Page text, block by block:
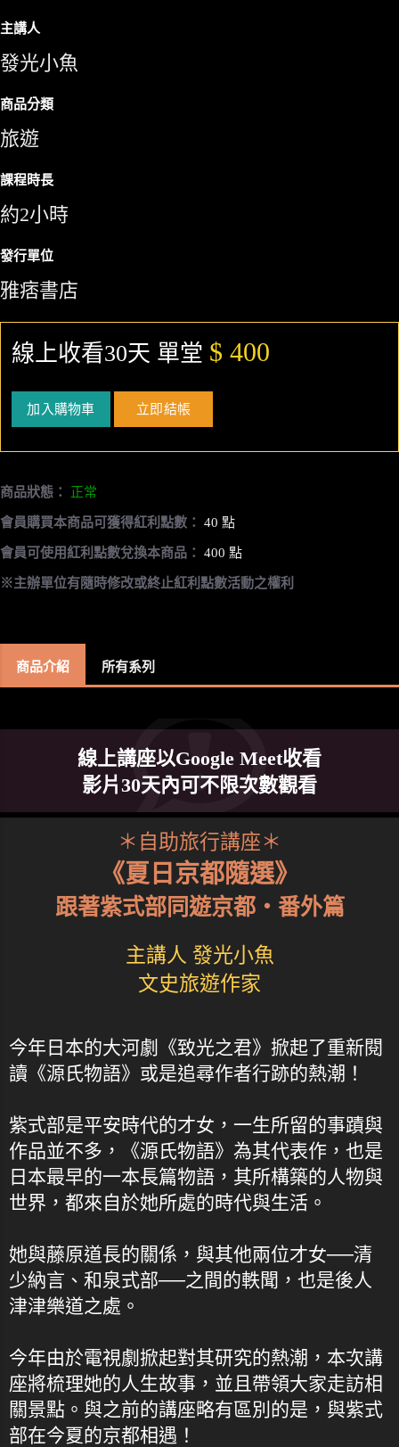
主講人
發光小魚
商品分類
旅遊
課程時長
約2小時
發行單位
雅痞書店
線上收看30天 單堂 $ 400
加入購物車 立即結帳
商品狀態： 正常
會員購買本商品可獲得紅利點數： 40 點
會員可使用紅利點數兌換本商品： 400 點
※主辦單位有隨時修改或終止紅利點數活動之權利
商品介紹 所有系列
線上講座以Google Meet收看
影片30天內可不限次數觀看
＊自助旅行講座＊
《夏日京都隨選》
跟著紫式部同遊京都‧番外篇
主講人 發光小魚
文史旅遊作家
今年日本的大河劇《致光之君》掀起了重新閱
讀《源氏物語》或是追尋作者行跡的熱潮！
紫式部是平安時代的才女，一生所留的事蹟與
作品並不多，《源氏物語》為其代表作，也是
日本最早的一本長篇物語，其所構築的人物與
世界，都來自於她所處的時代與生活。
她與藤原道長的關係，與其他兩位才女──清
少納言、和泉式部──之間的軼聞，也是後人
津津樂道之處。
今年由於電視劇掀起對其研究的熱潮，本次講
座將梳理她的人生故事，並且帶領大家走訪相
關景點。與之前的講座略有區別的是，與紫式
部在今夏的京都相遇！